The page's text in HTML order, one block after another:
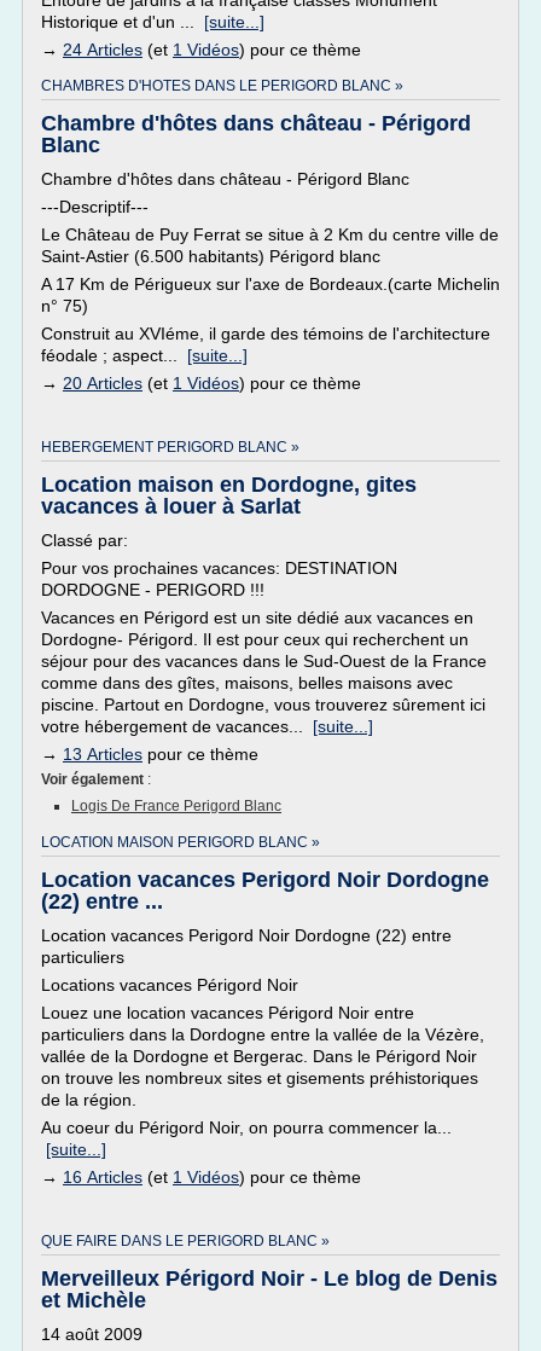
Historique et d'un ... [suite...]
→ 24 Articles (et 1 Vidéos) pour ce thème
CHAMBRES D'HOTES DANS LE PERIGORD BLANC »
Chambre d'hôtes dans château - Périgord
Blanc
Chambre d'hôtes dans château - Périgord Blanc
---Descriptif---
Le Château de Puy Ferrat se situe à 2 Km du centre ville de
Saint-Astier (6.500 habitants) Périgord blanc
A 17 Km de Périgueux sur l'axe de Bordeaux.(carte Michelin
n° 75)
Construit au XVIéme, il garde des témoins de l'architecture
féodale ; aspect... [suite...]
→ 20 Articles (et 1 Vidéos) pour ce thème
HEBERGEMENT PERIGORD BLANC »
Location maison en Dordogne, gites
vacances à louer à Sarlat
Classé par:
Pour vos prochaines vacances: DESTINATION
DORDOGNE - PERIGORD !!!
Vacances en Périgord est un site dédié aux vacances en
Dordogne- Périgord. Il est pour ceux qui recherchent un
séjour pour des vacances dans le Sud-Ouest de la France
comme dans des gîtes, maisons, belles maisons avec
piscine. Partout en Dordogne, vous trouverez sûrement ici
votre hébergement de vacances... [suite...]
→ 13 Articles pour ce thème
Voir également :
Logis De France Perigord Blanc
LOCATION MAISON PERIGORD BLANC »
Location vacances Perigord Noir Dordogne
(22) entre ...
Location vacances Perigord Noir Dordogne (22) entre
particuliers
Locations vacances Périgord Noir
Louez une location vacances Périgord Noir entre
particuliers dans la Dordogne entre la vallée de la Vézère,
vallée de la Dordogne et Bergerac. Dans le Périgord Noir
on trouve les nombreux sites et gisements préhistoriques
de la région.
Au coeur du Périgord Noir, on pourra commencer la...
[suite...]
→ 16 Articles (et 1 Vidéos) pour ce thème
QUE FAIRE DANS LE PERIGORD BLANC »
Merveilleux Périgord Noir - Le blog de Denis
et Michèle
14 août 2009